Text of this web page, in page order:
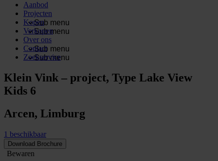
Aanbod
Projecten
Sub menu
Kopen
Sub menu
Verkopen
Over ons
Sub menu
Contact
Sub menu
Zoekservice
Klein Vink – project, Type Lake View
Kids 6
Arcen, Limburg
1 beschikbaar
Download Brochure
Bewaren